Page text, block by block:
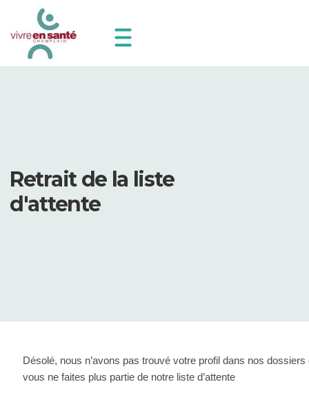
Retrait de la liste
d'attente
Désolé, nous n’avons pas trouvé votre profil dans nos dossiers
vous ne faites plus partie de notre liste d’attente